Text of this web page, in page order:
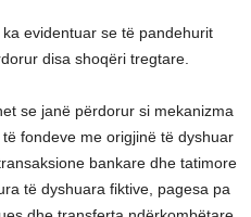
evidentuar se të pandehurit
disa shoqëri tregtare.
se janë përdorur si mekanizma
fondeve me origjinë të dyshuar
bankare dhe tatimore
të dyshuara fiktive, pagesa pa